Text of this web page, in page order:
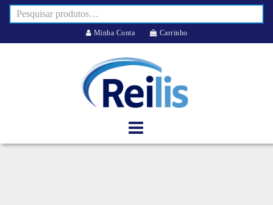
Minha Conta Carrinho